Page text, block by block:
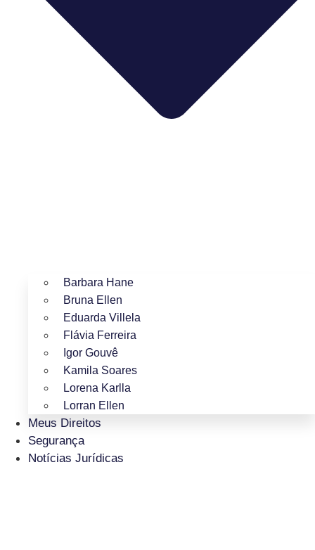
Barbara Hane
Bruna Ellen
Eduarda Villela
Flávia Ferreira
Igor Gouvê
Kamila Soares
Lorena Karlla
Lorran Ellen
Meus Direitos
Segurança
Notícias Jurídicas